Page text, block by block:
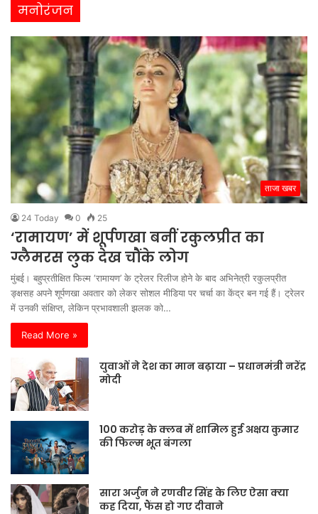
मनोरंजन
ताजा खबर
24 Today 0 25
‘रामायण’ में शूर्पणखा बनीं रकुलप्रीत का
ग्लैमरस लुक देख चौंके लोग
मुंबई। बहुप्रतीक्षित फिल्म ‘रामायण’ के ट्रेलर रिलीज होने के बाद अभिनेत्री रकुलप्रीत
ङ्क्षसह अपने शूर्पणखा अवतार को लेकर सोशल मीडिया पर चर्चा का केंद्र बन गई हैं। ट्रेलर
में उनकी संक्षिप्त, लेकिन प्रभावशाली झलक को…
Read More »
युवाओं ने देश का मान बढ़ाया – प्रधानमंत्री नरेंद्र
मोदी
100 करोड़ के क्लब में शामिल हुई अक्षय कुमार
की फिल्म भूत बंगला
सारा अर्जुन ने रणवीर सिंह के लिए ऐसा क्या
कह दिया, फैंस हो गए दीवाने